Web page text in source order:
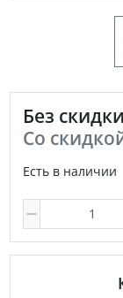
Без
Со
Есть в наличии